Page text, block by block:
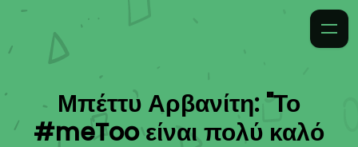
Μπέττυ Αρβανίτη: "Το
#meToo είναι πολύ καλό